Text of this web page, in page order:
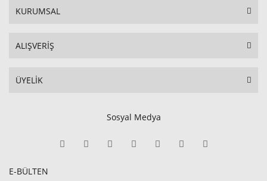
KURUMSAL
ALIŞVERİŞ
ÜYELİK
Sosyal Medya
E-BÜLTEN